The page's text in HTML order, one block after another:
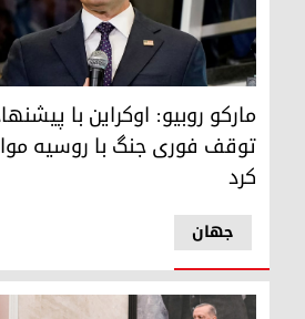
مارکو روبیو، وزیر امور خارجه آمریکا
جهان
مارکو روبیو: اوکراین با
توقف فوری جنگ با روسیه
کرد